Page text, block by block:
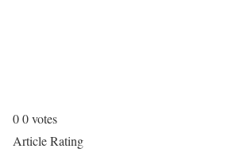
00votes
Article Rating